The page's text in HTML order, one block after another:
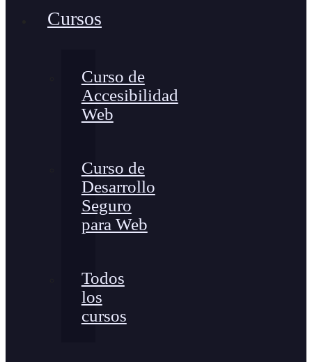
Cursos
Curso de
Accesibilidad
Web
Curso de
Desarrollo
Seguro
para Web
Todos
los
cursos